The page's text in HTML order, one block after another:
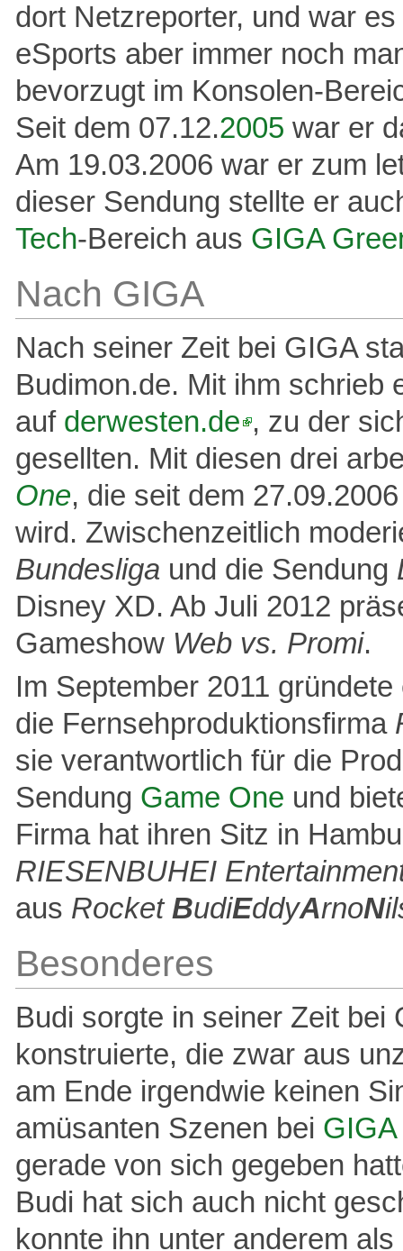
dort Netzreporter, und war
eSports aber immer noch
bevorzugt im Konsolen-
Seit dem 07.12.2005 war er
Am 19.03.2006 war er zum
dieser Sendung stellte er
Tech-Bereich aus GIGA
Nach GIGA
Nach seiner Zeit bei GIGA
Budimon.de. Mit ihm
auf derwesten.de , zu der
gesellten. Mit diesen drei
One, die seit dem
wird. Zwischenzeitlich
Bundesliga und die Sendung
Disney XD. Ab Juli 2012
Gameshow Web vs. Promi.
Im September 2011
die Fernsehproduktionsfirma
sie verantwortlich für die
Sendung Game One und
Firma hat ihren Sitz in
RIESENBUHEI
aus RocketBudiEddyArnoN
Besonderes
Budi sorgte in seiner Zeit bei
konstruierte, die zwar aus
am Ende irgendwie keinen
amüsanten Szenen bei
gerade von sich gegeben
Budi hat sich auch nicht
konnte ihn unter anderem